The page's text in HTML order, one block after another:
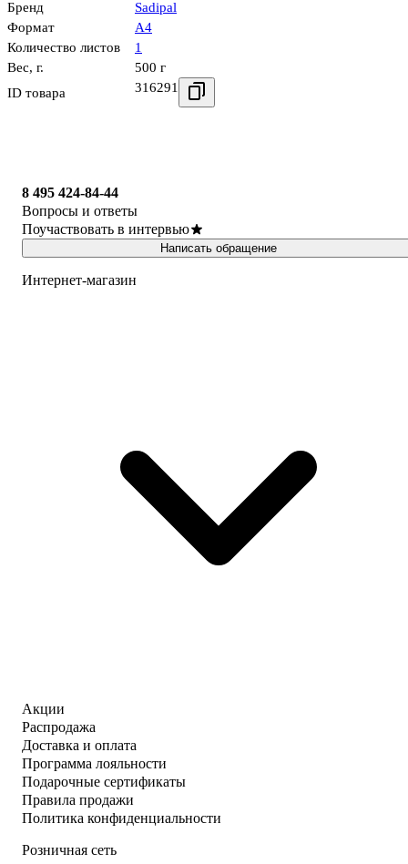
Бренд
Sadipal
Формат
А4
Количество листов
1
Вес, г.
500 г
ID товара
316291
8 495 424-84-44
Вопросы и ответы
Поучаствовать в интервью
Написать обращение
Интернет-магазин
Акции
Распродажа
Доставка и оплата
Программа лояльности
Подарочные сертификаты
Правила продажи
Политика конфиденциальности
Розничная сеть